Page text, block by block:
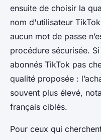
ensuite de choisir la
nom d'utilisateur
aucun mot de passe
procédure sécurisée.
abonnés TikTok pas
qualité proposée :
souvent plus élevé,
français ciblés.
Pour ceux qui